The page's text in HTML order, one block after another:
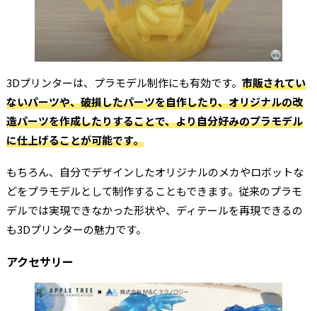
3Dプリンターは、プラモデル制作にも有効です。 市販されてい
ないパーツや、破損したパーツを自作したり、オリジナルの改
造パーツを作成したりすることで、より自分好みのプラモデル
に仕上げることが可能です。
もちろん、自分でデザインしたオリジナルのメカやロボットな
どをプラモデルとして制作することもできます。従来のプラモ
デルでは実現できなかった形状や、ディテールを再現できるの
も3Dプリンターの魅力です。
アクセサリー